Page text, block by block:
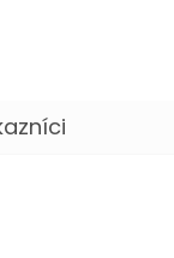
je 5 z 5